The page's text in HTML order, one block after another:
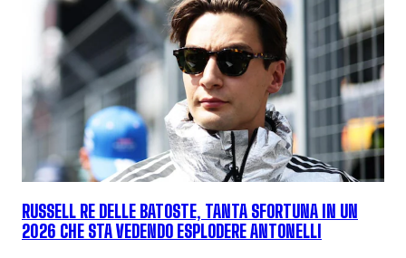
RUSSELL RE DELLE BATOSTE, TANTA SFORTUNA IN UN
2026 CHE STA VEDENDO ESPLODERE ANTONELLI